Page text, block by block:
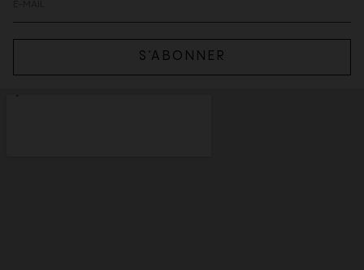
S’ABONNER